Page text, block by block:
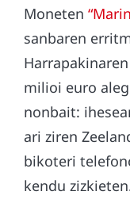
Moneten
sanbaren
milioi euro
nonbait:
ari ziren
bikoteri
kendu